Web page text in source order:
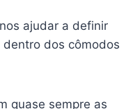
ajudar a definir
dos cômodos
quase sempre as